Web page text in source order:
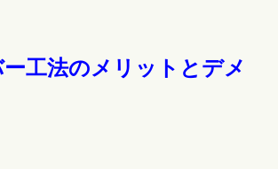
工法のメリットとデメ